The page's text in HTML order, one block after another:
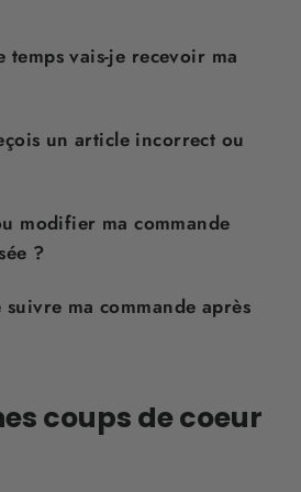
temps vais-je recevoir ma
un article incorrect ou
modifier ma commande
?
ma commande après
coups de coeur